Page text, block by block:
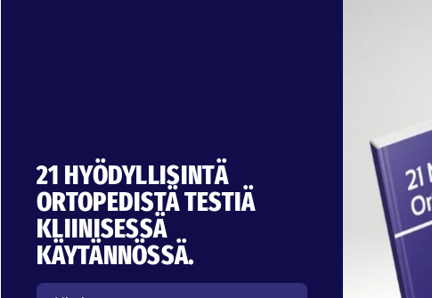
21 HYÖDYLLISINTÄ
ORTOPEDISTÄ TESTIÄ
KLIINISESSÄ
KÄYTÄNNÖSSÄ.